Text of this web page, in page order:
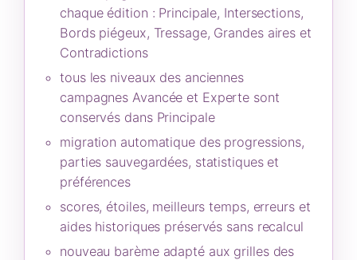
chaque édition : Principale, Intersections,
Bords piégeux, Tressage, Grandes aires et
Contradictions
tous les niveaux des anciennes
campagnes Avancée et Experte sont
conservés dans Principale
migration automatique des progressions,
parties sauvegardées, statistiques et
préférences
scores, étoiles, meilleurs temps, erreurs et
aides historiques préservés sans recalcul
nouveau barème adapté aux grilles des